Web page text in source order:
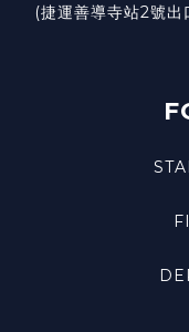
(捷運善導寺站2號出